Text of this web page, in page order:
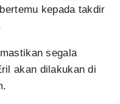
kepada takdir
segala
akan dilakukan di